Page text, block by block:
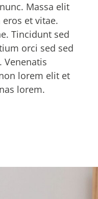
Massa elit
et vitae.
Tincidunt sed
orci sed sed
lorem elit et
lorem.